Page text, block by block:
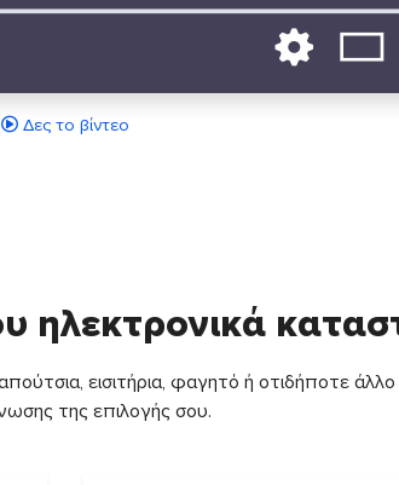
Δες το βίντεο
ηλεκτρονικά
εισιτήρια, φαγητό ή οτιδήποτε άλλο
της επιλογής σου.